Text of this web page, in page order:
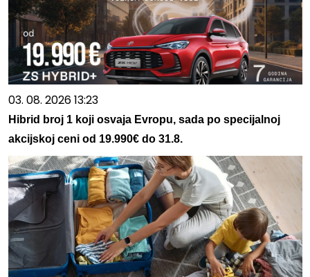
03. 08. 2026 13:23
Hibrid broj 1 koji osvaja Evropu, sada po specijalnoj
akcijskoj ceni od 19.990€ do 31.8.